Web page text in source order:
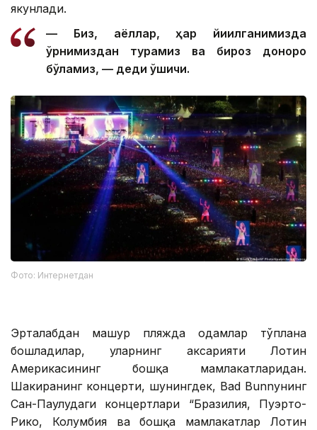
якунлади.
— Биз, аёллар, ҳар йиқилганимизда
ўрнимиздан турамиз ва бироз донороқ
бўламиз, — деди қўшиқчи.
Фото: Интернетдан
Эрталабдан машҳур пляжда одамлар тўплана
бошладилар, уларнинг аксарияти Лотин
Америкасининг бошқа мамлакатларидан.
Шакиранинг концерти, шунингдек, Bad Bunnyнинг
Сан-Паулудаги концертлари “Бразилия, Пуэрто-
Рико, Колумбия ва бошқа мамлакатлар Лотин